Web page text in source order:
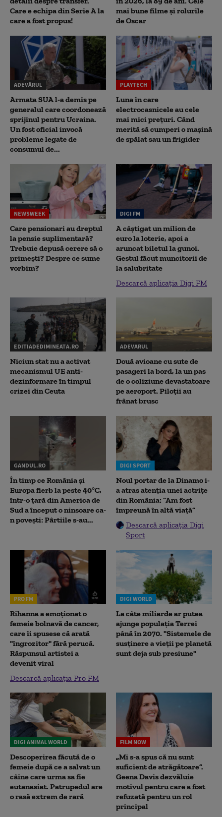
Care e echipa din Serie A la
care a fost propus!
mai bune filme și rolurile
de Oscar
ADEVĂRUL
Armata SUA l-a demis pe
generalul care coordonează
sprijinul pentru Ucraina.
Un fost oficial invocă
probleme legate de
consumul de...
PLAYTECH
Luna în care
electrocasnicele au cele
mai mici prețuri. Când
merită să cumperi o mașină
de spălat sau un frigider
NEWSWEEK
Care pensionari au dreptul
la pensie suplimentară?
Trebuie depusă cerere să o
primești? Despre ce sume
vorbim?
DIGI FM
A câștigat un milion de
euro la loterie, apoi a
aruncat biletul la gunoi.
Gestul făcut muncitorii de
la salubritate
Descarcă aplicația Digi FM
EDITIADEDIMINEATA.RO
Niciun stat nu a activat
mecanismul UE anti-
dezinformare în timpul
crizei din Ceuta
ADEVARUL
Două avioane cu sute de
pasageri la bord, la un pas
de o coliziune devastatoare
pe aeroport. Piloții au
frânat brusc
GANDUL.RO
În timp ce România și
Europa fierb la peste 40°C,
într-o țară din America de
Sud a început o ninsoare ca-
n povești: Pârtiile s-au...
DIGI SPORT
Noul portar de la Dinamo i-
a atras atenția unei actrițe
din România: ”Am fost
împreună în altă viață”
Descarcă aplicația Digi
Sport
PRO FM
Rihanna a emoționat o
femeie bolnavă de cancer,
care îi spusese că arată
"îngrozitor" fără perucă.
Răspunsul artistei a
devenit viral
Descarcă aplicația Pro FM
DIGI WORLD
La câte miliarde ar putea
ajunge populația Terrei
până în 2070. "Sistemele de
susținere a vieții pe planetă
sunt deja sub presiune"
DIGI ANIMAL WORLD
Descoperirea făcută de o
femeie după ce a salvat un
câine care urma sa fie
eutanasiat. Patrupedul are
o rasă extrem de rară
FILM NOW
„Mi s-a spus că nu sunt
suficient de atrăgătoare”.
Geena Davis dezvăluie
motivul pentru care a fost
refuzată pentru un rol
principal